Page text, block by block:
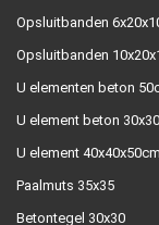
Opsluitbanden
Opsluitbanden
U elementen beton
U element beton
U element 40x40x50cm
Paalmuts 35x35
Betontegel 30x30